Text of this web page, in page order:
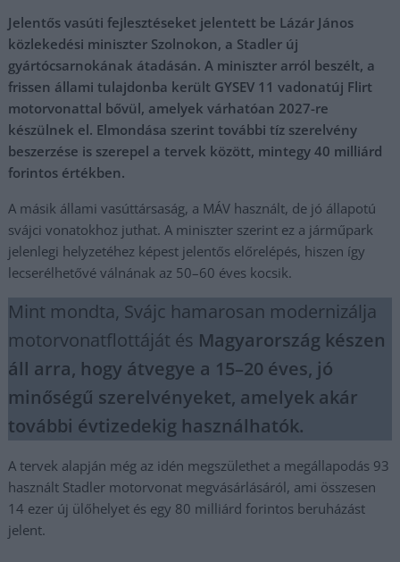
Jelentős vasúti fejlesztéseket jelentett be Lázár János
közlekedési miniszter Szolnokon, a Stadler új
gyártócsarnokának átadásán. A miniszter arról beszélt, a
frissen állami tulajdonba került GYSEV 11 vadonatúj Flirt
motorvonattal bővül, amelyek várhatóan 2027-re
készülnek el. Elmondása szerint további tíz szerelvény
beszerzése is szerepel a tervek között, mintegy 40 milliárd
forintos értékben.
A másik állami vasúttársaság, a MÁV használt, de jó állapotú
svájci vonatokhoz juthat. A miniszter szerint ez a járműpark
jelenlegi helyzetéhez képest jelentős előrelépés, hiszen így
lecserélhetővé válnának az 50–60 éves kocsik.
Mint mondta, Svájc hamarosan modernizálja
motorvonatflottáját és Magyarország készen
áll arra, hogy átvegye a 15–20 éves, jó
minőségű szerelvényeket, amelyek akár
további évtizedekig használhatók.
A tervek alapján még az idén megszülethet a megállapodás 93
használt Stadler motorvonat megvásárlásáról, ami összesen
14 ezer új ülőhelyet és egy 80 milliárd forintos beruházást
jelent.